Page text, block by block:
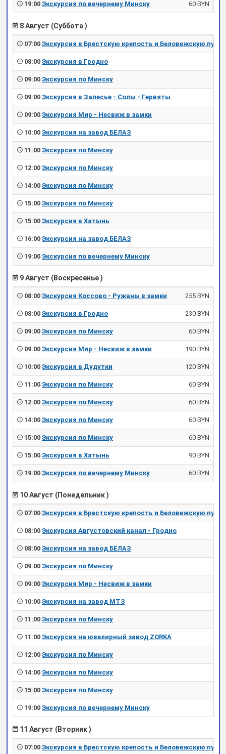
19:00 Экскурсия по вечернему Минску 60 BYN
8 Август (Суббота )
07:00 Экскурсия в Брестскую крепость и Беловежскую пущу
08:00 Экскурсия в Гродно
09:00 Экскурсия по Минску
09:00 Экскурсия в Залесье - Солы - Гервяты
09:00 Экскурсия Мир - Несвиж в замки
10:00 Экскурсия на завод БЕЛАЗ
11:00 Экскурсия по Минску
12:00 Экскурсия по Минску
14:00 Экскурсия по Минску
15:00 Экскурсия по Минску
15:00 Экскурсия в Хатынь
16:00 Экскурсия на завод БЕЛАЗ
19:00 Экскурсия по вечернему Минску
9 Август (Воскресенье )
08:00 Экскурсия Коссово - Ружаны в замки 255 BYN
08:00 Экскурсия в Гродно 230 BYN
09:00 Экскурсия по Минску 60 BYN
09:00 Экскурсия Мир - Несвиж в замки 190 BYN
10:00 Экскурсия в Дудутки 120 BYN
11:00 Экскурсия по Минску 60 BYN
12:00 Экскурсия по Минску 60 BYN
14:00 Экскурсия по Минску 60 BYN
15:00 Экскурсия по Минску 60 BYN
15:00 Экскурсия в Хатынь 90 BYN
19:00 Экскурсия по вечернему Минску 60 BYN
10 Август (Понедельник )
07:00 Экскурсия в Брестскую крепость и Беловежскую пущу
08:00 Экскурсия Августовский канал - Гродно
08:00 Экскурсия на завод БЕЛАЗ
09:00 Экскурсия по Минску
09:00 Экскурсия Мир - Несвиж в замки
10:00 Экскурсия на завод МТЗ
11:00 Экскурсия по Минску
11:00 Экскурсия на ювелирный завод ZORKA
12:00 Экскурсия по Минску
14:00 Экскурсия по Минску
15:00 Экскурсия по Минску
19:00 Экскурсия по вечернему Минску
11 Август (Вторник )
07:00 Экскурсия в Брестскую крепость и Беловежскую пущу